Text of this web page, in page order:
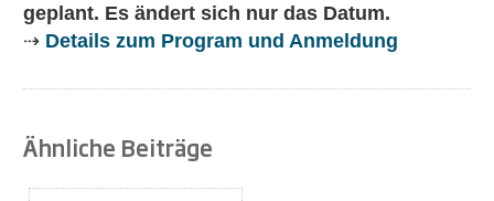
geplant. Es ändert sich nur das Datum.
⇢ Details zum Program und Anmeldung
Ähnliche Beiträge